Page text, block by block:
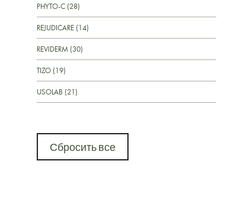
PHYTO-C (28)
REJUDICARE (14)
REVIDERM (30)
TIZO (19)
USOLAB (21)
Сбросить все